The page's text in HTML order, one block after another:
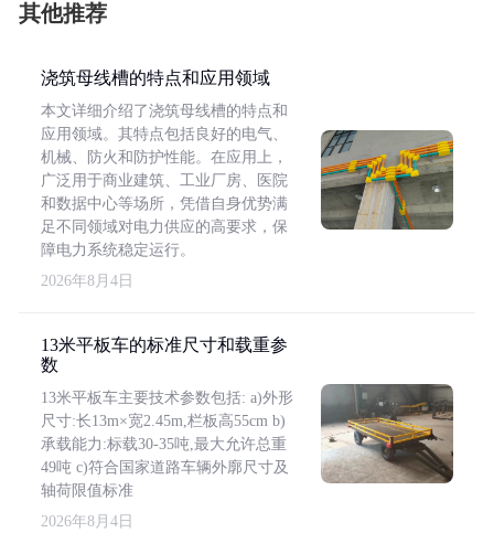
其他推荐
浇筑母线槽的特点和应用领域
本文详细介绍了浇筑母线槽的特点和
应用领域。其特点包括良好的电气、
机械、防火和防护性能。在应用上，
广泛用于商业建筑、工业厂房、医院
和数据中心等场所，凭借自身优势满
足不同领域对电力供应的高要求，保
障电力系统稳定运行。
2026年8月4日
13米平板车的标准尺寸和载重参
数
13米平板车主要技术参数包括: a)外形
尺寸:长13m×宽2.45m,栏板高55cm b)
承载能力:标载30-35吨,最大允许总重
49吨 c)符合国家道路车辆外廓尺寸及
轴荷限值标准
2026年8月4日